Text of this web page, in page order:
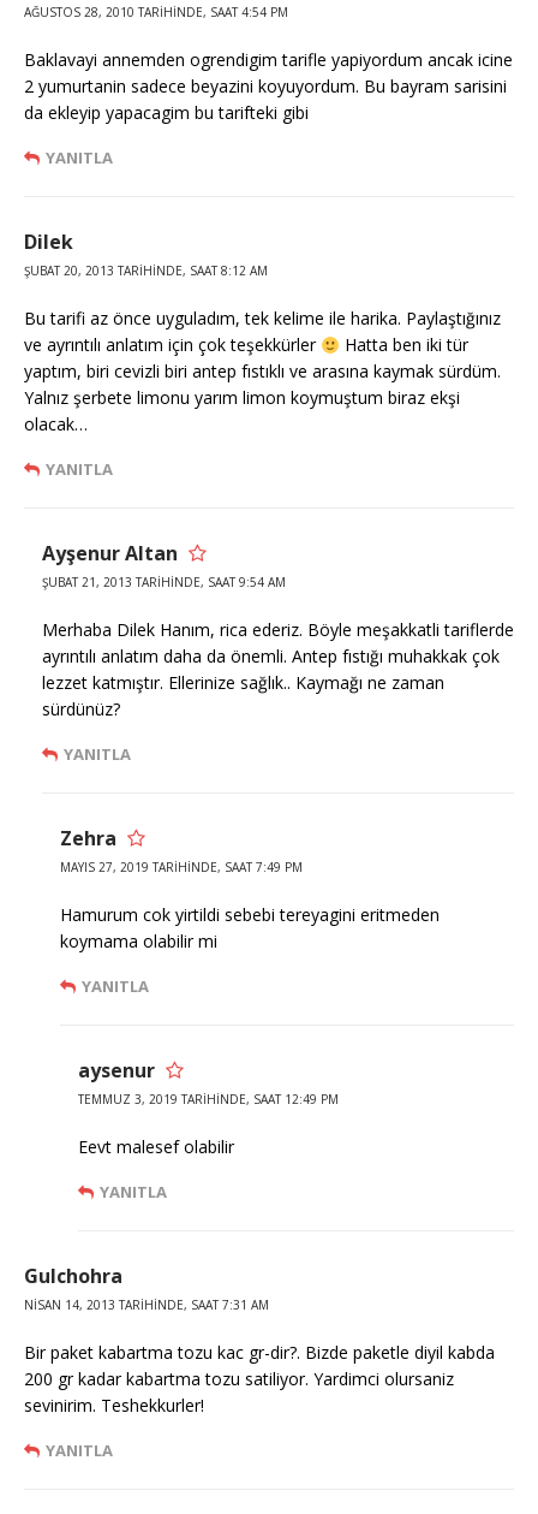
AĞUSTOS 28, 2010 TARIHINDE, SAAT 4:54 PM
Baklavayi annemden ogrendigim tarifle yapiyordum ancak icine
2 yumurtanin sadece beyazini koyuyordum. Bu bayram sarisini
da ekleyip yapacagim bu tarifteki gibi
YANITLA
Dilek
ŞUBAT 20, 2013 TARIHINDE, SAAT 8:12 AM
Bu tarifi az önce uyguladım, tek kelime ile harika. Paylaştığınız
ve ayrıntılı anlatım için çok teşekkürler
Hatta ben iki tür
yaptım, biri cevizli biri antep fıstıklı ve arasına kaymak sürdüm.
Yalnız şerbete limonu yarım limon koymuştum biraz ekşi
olacak…
YANITLA
Ayşenur Altan
ŞUBAT 21, 2013 TARIHINDE, SAAT 9:54 AM
Merhaba Dilek Hanım, rica ederiz. Böyle meşakkatli tariflerde
ayrıntılı anlatım daha da önemli. Antep fıstığı muhakkak çok
lezzet katmıştır. Ellerinize sağlık.. Kaymağı ne zaman
sürdünüz?
YANITLA
Zehra
MAYIS 27, 2019 TARIHINDE, SAAT 7:49 PM
Hamurum cok yirtildi sebebi tereyagini eritmeden
koymama olabilir mi
YANITLA
aysenur
TEMMUZ 3, 2019 TARIHINDE, SAAT 12:49 PM
Eevt malesef olabilir
YANITLA
Gulchohra
NISAN 14, 2013 TARIHINDE, SAAT 7:31 AM
Bir paket kabartma tozu kac gr-dir?. Bizde paketle diyil kabda
200 gr kadar kabartma tozu satiliyor. Yardimci olursaniz
sevinirim. Teshekkurler!
YANITLA